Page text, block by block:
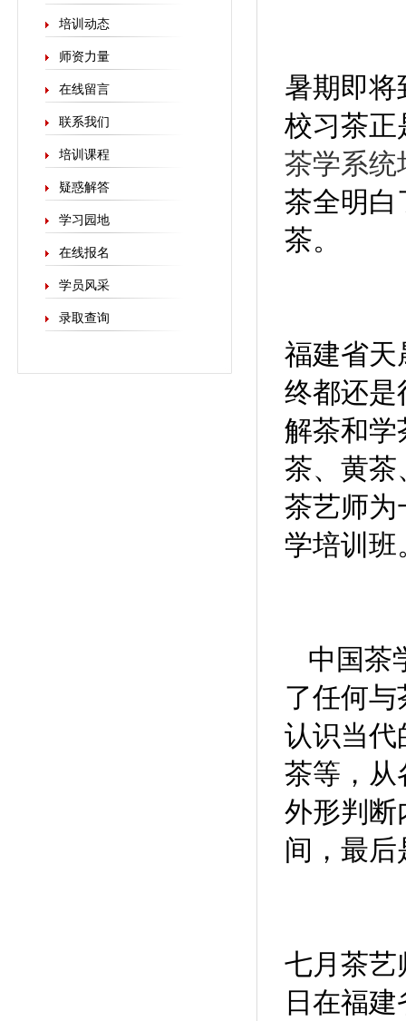
培训动态
师资力量
在线留言
联系我们
培训课程
疑惑解答
学习园地
在线报名
学员风采
录取查询
暑期即将
校习茶正
茶学系统
茶全明白
茶。
福建省天
终都还是
解茶和学
茶、黄茶
茶艺师为
学培训班
中国茶
了任何
认识当代
茶等，从
外形判断
间，最
七月茶艺
日在福